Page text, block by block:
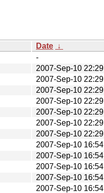
Date ↓
-
2007-Sep-10 22:29
2007-Sep-10 22:29
2007-Sep-10 22:29
2007-Sep-10 22:29
2007-Sep-10 22:29
2007-Sep-10 22:29
2007-Sep-10 22:29
2007-Sep-10 16:54
2007-Sep-10 16:54
2007-Sep-10 16:54
2007-Sep-10 16:54
2007-Sep-10 16:54